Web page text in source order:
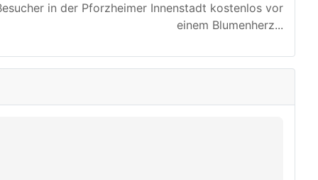
in der Pforzheimer Innenstadt kostenlos vor
einem Blumenherz...